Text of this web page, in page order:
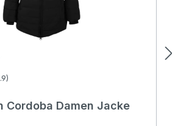
Bewertung von 4.88 von 5 Sternen
Cordoba Damen Jacke